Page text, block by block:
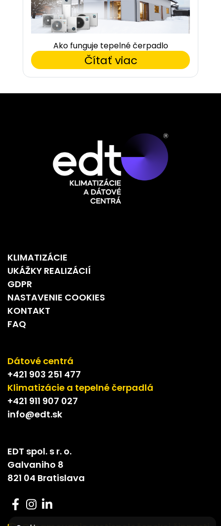
Ako funguje tepelné čerpadlo
Čítať viac
KLIMATIZÁCIE
UKÁŽKY REALIZÁCIÍ
GDPR
NASTAVENIE COOKIES
KONTAKT
FAQ
Dátové centrá
+421 903 251 477
Klimatizácie a tepelné čerpadlá
+421 911 907 027
info@edt.sk
EDT spol. s r. o.
Galvaniho 8
821 04 Bratislava